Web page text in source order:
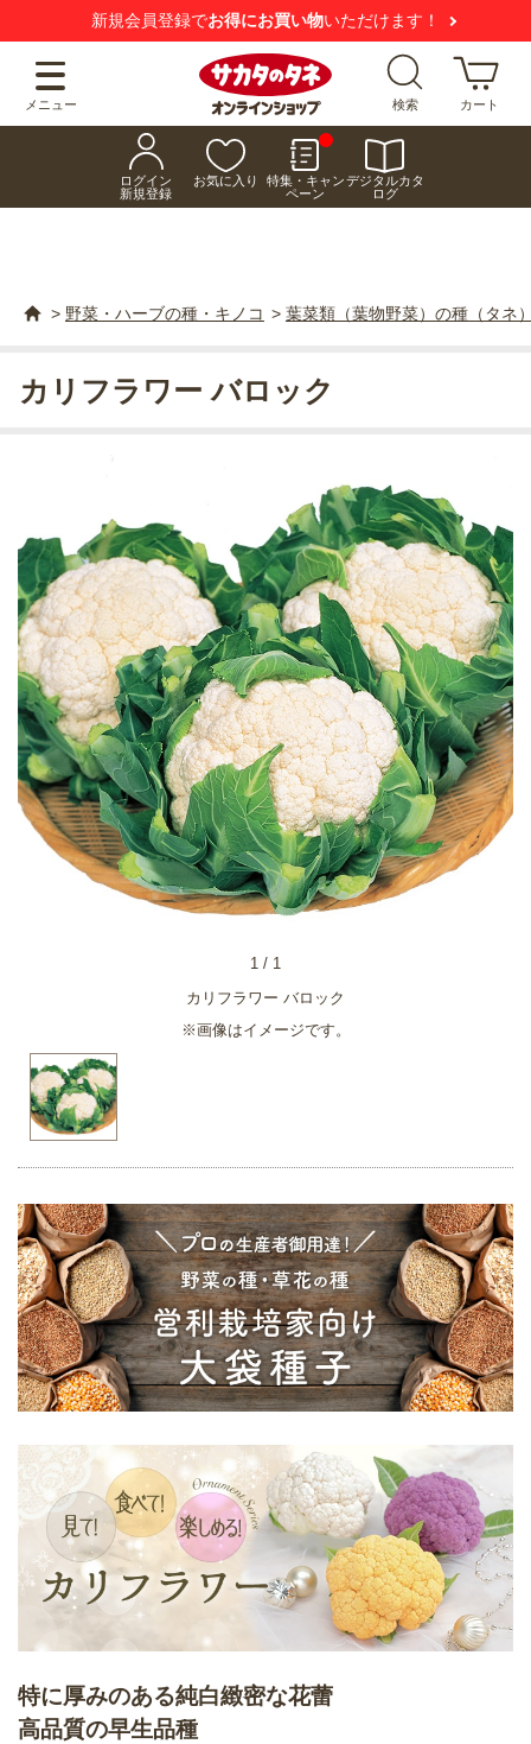
新規会員登録でお得にお買い物いただけます！
メニュー 検索 カート
ログイン
新規登録
お気に入り
特集・キャン
ペーン
デジタルカタ
ログ
> 野菜・ハーブの種・キノコ > 葉菜類（葉物野菜）の種（タネ
カリフラワー バロック
※画像はイメージです。
1 / 1
カリフラワー バロック
特に厚みのある純白緻密な花蕾
高品質の早生品種